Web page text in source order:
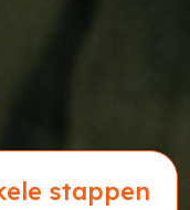
stappen